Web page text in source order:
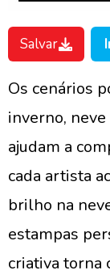
Salvar
Os cenários
inverno,
ajudam a
cada artista
brilho na
estampas
criativa torna